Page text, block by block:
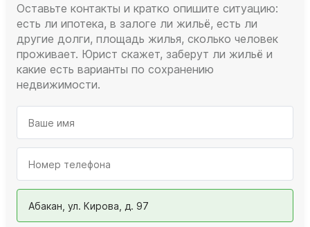
Оставьте контакты и кратко опишите ситуацию:
есть ли ипотека, в залоге ли жильё, есть ли
другие долги, площадь жилья, сколько человек
проживает. Юрист скажет, заберут ли жильё и
какие есть варианты по сохранению
недвижимости.
Абакан, ул. Кирова, д. 97